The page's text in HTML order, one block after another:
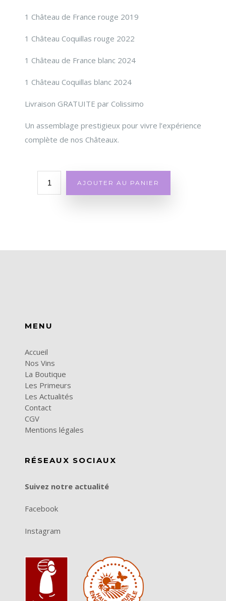
1 Château de France rouge 2019
1 Château Coquillas rouge 2022
1 Château de France blanc 2024
1 Château Coquillas blanc 2024
Livraison GRATUITE par Colissimo
Un assemblage prestigieux pour vivre l’expérience
complète de nos Châteaux.
Box
AJOUTER AU PANIER
MENU
Accueil
Nos Vins
La Boutique
Les Primeurs
Les Actualités
Contact
CGV
Mentions légales
RÉSEAUX SOCIAUX
Suivez notre actualité
Facebook
Instagram